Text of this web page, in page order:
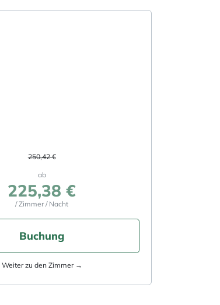
250,42 €
ab
225,38 €
/ Zimmer / Nacht
Buchung
Weiter zu den Zimmer →